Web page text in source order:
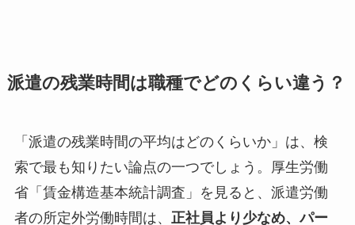
派遣の残業時間は職種でどのくらい違う？
「派遣の残業時間の平均はどのくらいか」は、検
索で最も知りたい論点の一つでしょう。厚生労働
省「賃金構造基本統計調査」を見ると、派遣労働
者の所定外労働時間は、 正社員より少なめ、パー